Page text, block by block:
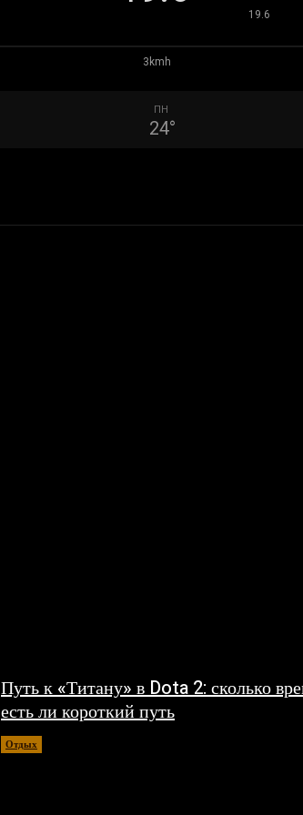
19.6
3kmh
ПН
24°
Путь к «Титану» в Dota 2: сколько
есть ли короткий путь
Отдых